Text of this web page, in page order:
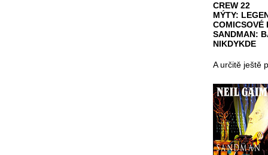
CREW 22
MÝTY:
COMICSOVÉ
SANDMAN:
NIKDYKDE
A určitě ještě